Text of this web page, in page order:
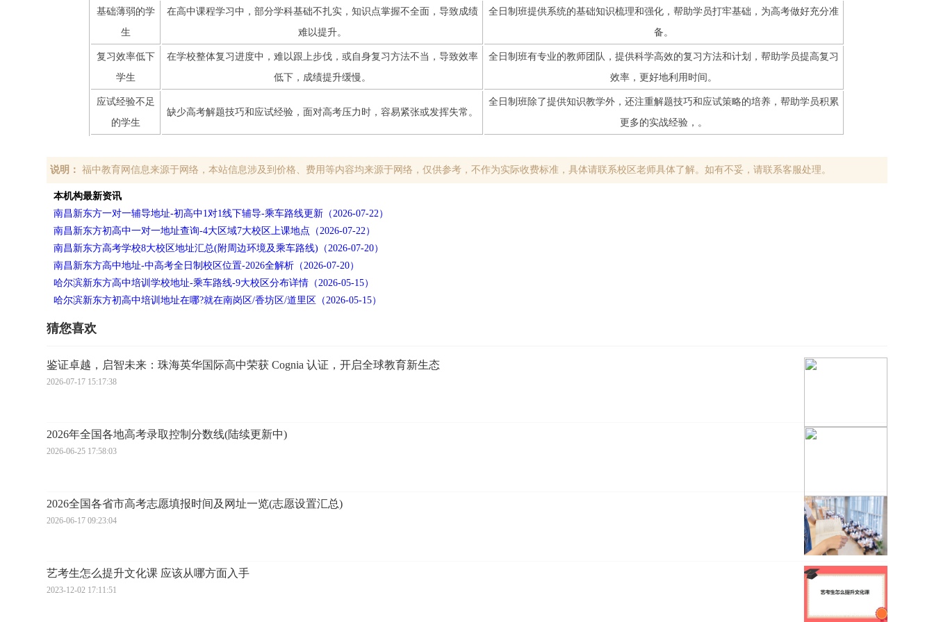
基础薄弱的学
生
在高中课程学习中，部分学科基础不扎实，知识点掌握不全面，导致成绩
难以提升。
全日制班提供系统的基础知识梳理和强化，帮助学员打牢基础，为高考做好充分准
备。
复习效率低下
学生
在学校整体复习进度中，难以跟上步伐，或自身复习方法不当，导致效率
低下，成绩提升缓慢。
全日制班有专业的教师团队，提供科学高效的复习方法和计划，帮助学员提高复习
效率，更好地利用时间。
应试经验不足
的学生
缺少高考解题技巧和应试经验，面对高考压力时，容易紧张或发挥失常。
全日制班除了提供知识教学外，还注重解题技巧和应试策略的培养，帮助学员积累
更多的实战经验，。
说明： 福中教育网信息来源于网络，本站信息涉及到价格、费用等内容均来源于网络，仅供参考，不作为实际收费标准，具体请联系校区老师具体了解。如有不妥，请联系客服处理。
本机构最新资讯
南昌新东方一对一辅导地址-初高中1对1线下辅导-乘车路线更新（2026-07-22）
南昌新东方初高中一对一地址查询-4大区域7大校区上课地点（2026-07-22）
南昌新东方高考学校8大校区地址汇总(附周边环境及乘车路线)（2026-07-20）
南昌新东方高中地址-中高考全日制校区位置-2026全解析（2026-07-20）
哈尔滨新东方高中培训学校地址-乘车路线-9大校区分布详情（2026-05-15）
哈尔滨新东方初高中培训地址在哪?就在南岗区/香坊区/道里区（2026-05-15）
猜您喜欢
鉴证卓越，启智未来：珠海英华国际高中荣获 Cognia 认证，开启全球教育新生态
2026-07-17 15:17:38
2026年全国各地高考录取控制分数线(陆续更新中)
2026-06-25 17:58:03
2026全国各省市高考志愿填报时间及网址一览(志愿设置汇总)
2026-06-17 09:23:04
艺考生怎么提升文化课 应该从哪方面入手
2023-12-02 17:11:51